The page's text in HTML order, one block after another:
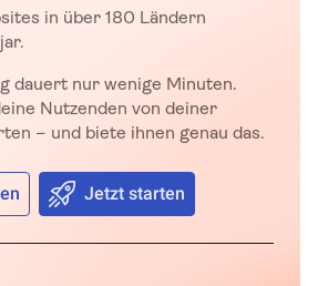
in über 180 Ländern
dauert nur wenige Minuten.
Nutzenden von deiner
– und biete ihnen genau das.
Jetzt starten